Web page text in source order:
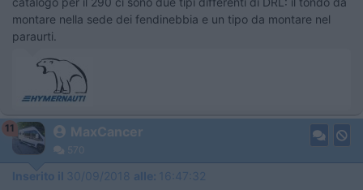
montare nella sede dei fendinebbia e un tipo da montare nel
paraurti.
11 MaxCancer
570
Inserito il 30/09/2018 alle: 16:47:32